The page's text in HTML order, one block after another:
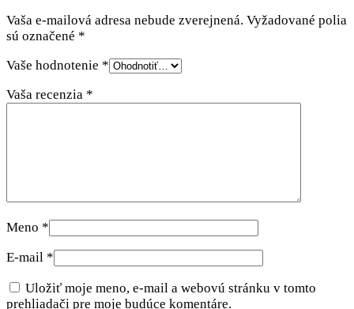
Vaša e-mailová adresa nebude zverejnená. Vyžadované polia
sú označené *
Vaše hodnotenie *
Vaša recenzia *
Meno *
E-mail *
Uložiť moje meno, e-mail a webovú stránku v tomto
prehliadači pre moje budúce komentáre.